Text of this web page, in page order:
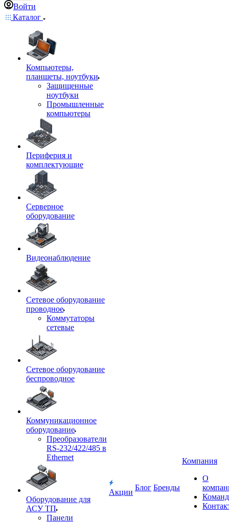
Войти
Каталог
Компьютеры,
планшеты, ноутбуки
Защищенные
ноутбуки
Промышленные
компьютеры
Периферия и
комплектующие
Серверное
оборудование
Видеонаблюдение
Сетевое оборудование
проводное
Коммутаторы
сетевые
Сетевое оборудование
беспроводное
Коммуникационное
оборудование
Преобразователи
RS-232/422/485 в
Ethernet
Оборудование для
АСУ ТП
Панели
Акции
Блог Бренды
Компания
О